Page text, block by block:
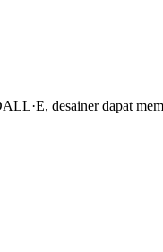
desainer dapat